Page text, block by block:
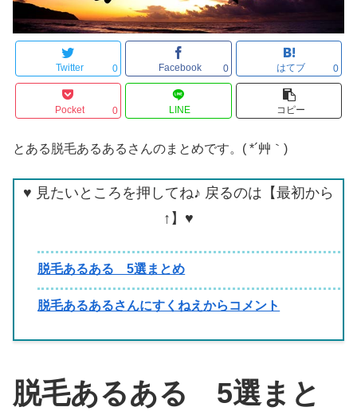
Twitter 0 Facebook 0 はてブ 0
Pocket 0 LINE コピー
とある脱毛あるあるさんのまとめです。( *´艸｀)
♥ 見たいところを押してね♪ 戻るのは【最初から
↑】♥
脱毛あるある 5選まとめ
脱毛あるあるさんにすくねえからコメント
脱毛あるある 5選まと